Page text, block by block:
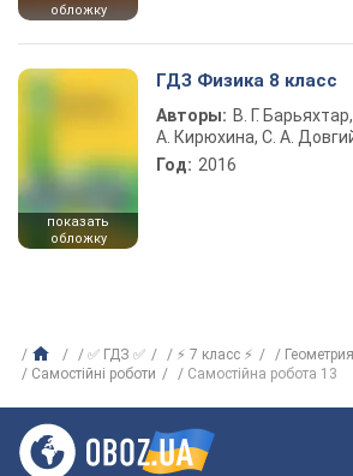
обложку
показать
обложку
ГДЗ Физика 8 класс
Авторы: В. Г.
А. Кирюхина, С. А.
Год: 2016
✅ ГДЗ ✅ ⚡ 7 класс ⚡
Самостійні роботи
Самостійна робота 13